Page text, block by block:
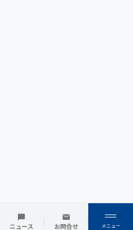
ニュース お問合せ メニュー